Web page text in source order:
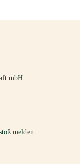
mbH
melden